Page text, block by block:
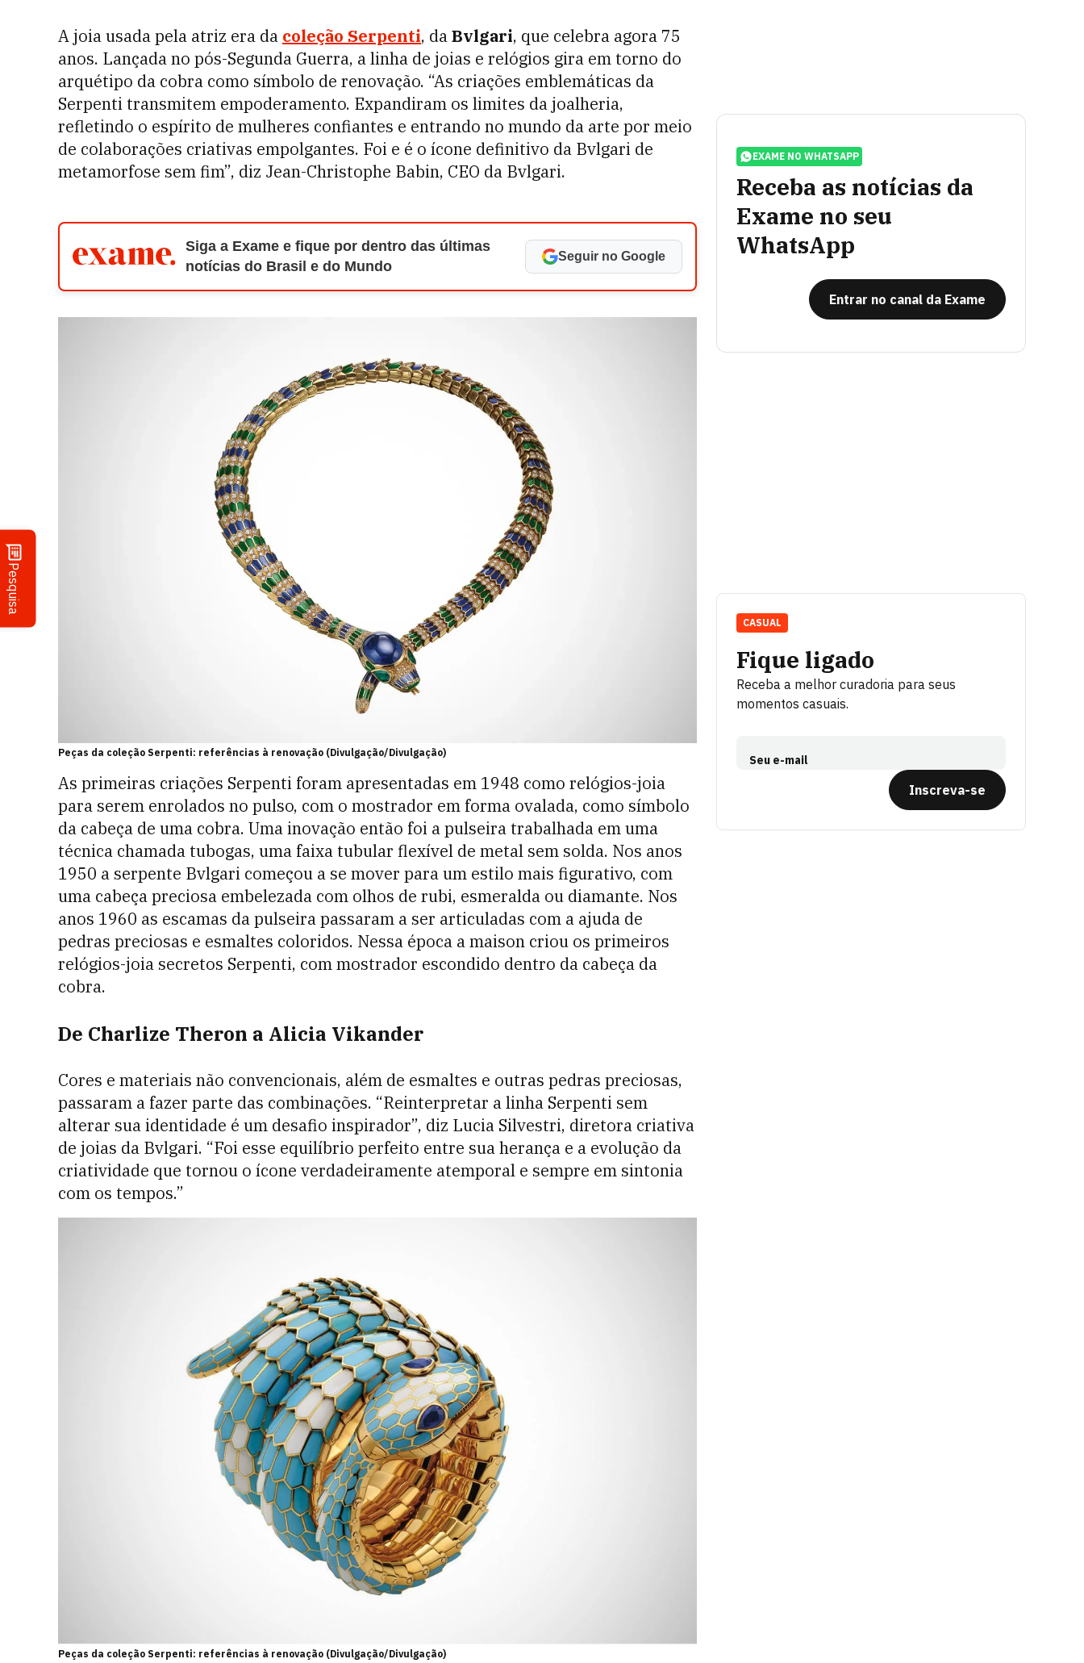
Pesquisa
A joia usada pela atriz era da coleção Serpenti, daBvlgari, que celebra agora 75
anos. Lançada no pós-Segunda Guerra, a linha de joias e relógios gira em torno do
arquétipo da cobra como símbolo de renovação. “As criações emblemáticas da
Serpenti transmitem empoderamento. Expandiram os limites da joalheria,
refletindo o espírito de mulheres confiantes e entrando no mundo da arte por meio
de colaborações criativas empolgantes. Foi e é o ícone definitivo da Bvlgari de
metamorfose sem fim”, diz Jean-Christophe Babin, CEO da Bvlgari.
Siga a Exame e fique por dentro das últimas
notícias do Brasil e do Mundo
Seguir no Google
Peças da coleção Serpenti: referências à renovação (Divulgação/Divulgação)
As primeiras criações Serpenti foram apresentadas em 1948 como relógios-joia
para serem enrolados no pulso, com o mostrador em forma ovalada, como símbolo
da cabeça de uma cobra. Uma inovação então foi a pulseira trabalhada em uma
técnica chamada tubogas, uma faixa tubular flexível de metal sem solda. Nos anos
1950 a serpente ­Bvlgari começou a se mover para um estilo mais figurativo, com
uma cabeça preciosa embelezada com olhos de rubi, esmeralda ou diamante. Nos
anos 1960 as escamas da pulseira passaram a ser articuladas com a ajuda de
pedras preciosas e esmaltes coloridos. Nessa época a maison criou os primeiros
relógios-joia secretos Serpenti, com mostrador escondido dentro da cabeça da
cobra.
De Charlize Theron a Alicia Vikander
Cores e materiais não convencionais, além de esmaltes e outras pedras preciosas,
passaram a fazer parte das combinações. “Reinterpretar a linha Serpenti sem
alterar sua identidade é um desafio inspirador”, diz Lucia Silvestri, diretora criativa
de joias da Bvlgari. “Foi esse equilíbrio perfeito entre sua herança e a evolução da
criatividade que tornou o ícone verdadeiramente atemporal e sempre em sintonia
com os tempos.”
Peças da coleção Serpenti: referências à renovação (Divulgação/Divulgação)
EXAME NO WHATSAPP
Receba as notícias da
Exame no seu
WhatsApp
Entrar no canal da Exame
Fique ligado
Receba a melhor curadoria para seus
momentos casuais.
Seu e-mail
Inscreva-se
CASUAL